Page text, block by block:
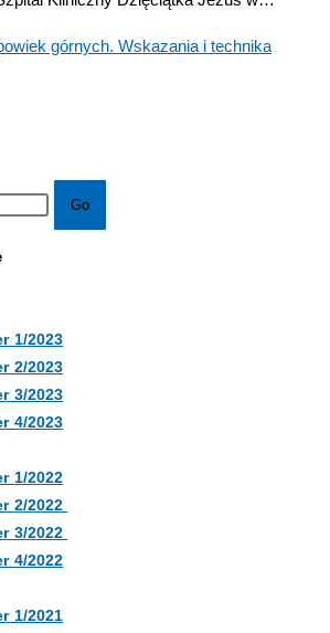
górnych. Wskazania i technika
1/2023
2/2023
3/2023
4/2023
1/2022
2/2022
3/2022
4/2022
1/2021